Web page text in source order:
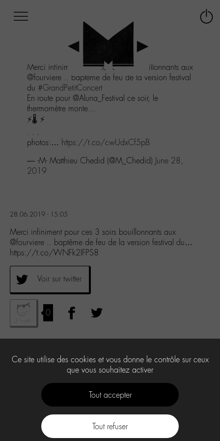
au
menu
Aller
contenu
Aller
Merci infiniment pour ces 3 soirs bouillonnants aux
@fourviere .. baptême de feu de la version festival
du #GrandPetitConcert
En route pour @Aluna_Festival ce soir, le
thermomètre monte...
⚡️🌡 ⚡️
. . .
photos:… https://t.co/cwUdxCf5pB
— -M- Matthieu Chedid (@M_Chedid) June 28,
2019
28.06.2019 - 15:05
Merci infiniment pour ces 3 soirs bouillonnants aux
@fourviere .. baptême de feu de la version festival du…
https://t.co/WNFk2IFPS8
Voir sur twitter
0
Ce site utilise des cookies et vous donne le contrôle sur ceux
que vous souhaitez activer
Tout accepter
Tout refuser